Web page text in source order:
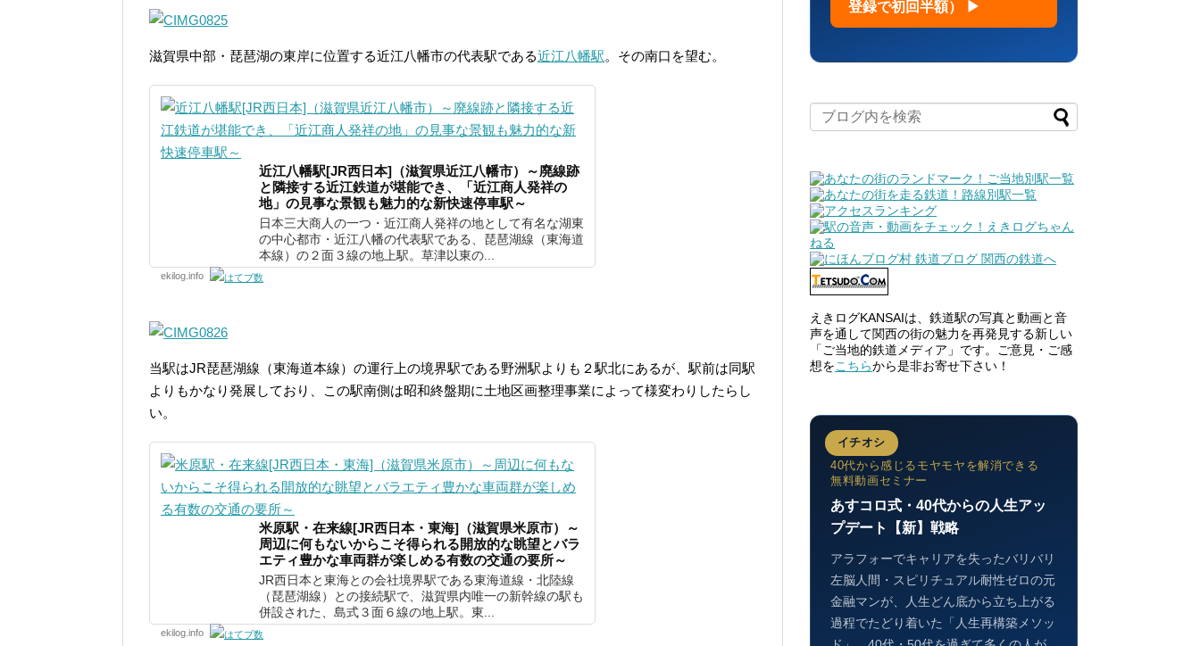
滋賀県中部・琵琶湖の東岸に位置する近江八幡市の代表駅である近江八幡駅。その南口を望む。
近江八幡駅[JR西日本]（滋賀県近江八幡市）～廃線跡
と隣接する近江鉄道が堪能でき、「近江商人発祥の
地」の見事な景観も魅力的な新快速停車駅～
日本三大商人の一つ・近江商人発祥の地として有名な湖東
の中心都市・近江八幡の代表駅である、琵琶湖線（東海道
本線）の２面３線の地上駅。草津以東の...
ekilog.info
当駅はJR琵琶湖線（東海道本線）の運行上の境界駅である野洲駅よりも２駅北にあるが、駅前は同駅
よりもかなり発展しており、この駅南側は昭和終盤期に土地区画整理事業によって様変わりしたらし
い。
米原駅・在来線[JR西日本・東海]（滋賀県米原市）～
周辺に何もないからこそ得られる開放的な眺望とバラ
エティ豊かな車両群が楽しめる有数の交通の要所～
JR西日本と東海との会社境界駅である東海道線・北陸線
（琵琶湖線）との接続駅で、滋賀県内唯一の新幹線の駅も
併設された、島式３面６線の地上駅。東...
ekilog.info
登録で初回半額） ▶
えきログKANSAIは、鉄道駅の写真と動画と音
声を通して関西の街の魅力を再発見する新しい
「ご当地的鉄道メディア」です。ご意見・ご感
想をこちらから是非お寄せ下さい！
イチオシ
40代から感じるモヤモヤを解消できる
無料動画セミナー
あすコロ式・40代からの人生アッ
プデート【新】戦略
アラフォーでキャリアを失ったバリバリ
左脳人間・スピリチュアル耐性ゼロの元
金融マンが、人生どん底から立ち上がる
過程でたどり着いた「人生再構築メソッ